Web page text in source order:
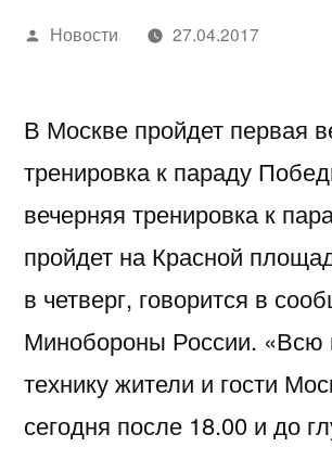
Написано
Новости 27.04.2017
В Москве пройдет первая
тренировка к параду
вечерняя тренировка к
пройдет на Красной
в четверг, говорится в
Минобороны России. «Всю
технику жители и гости
сегодня после 18.00 и до